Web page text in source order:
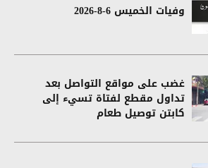
وفيات الخميس 6-8-2026
غضب على مواقع التواصل بعد
تداول مقطع لفتاة تسيء إلى
كابتن توصيل طعام